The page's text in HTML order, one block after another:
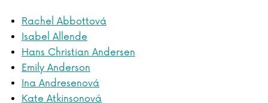
Rachel Abbottová
Isabel Allende
Hans Christian Andersen
Emily Anderson
Ina Andresenová
Kate Atkinsonová